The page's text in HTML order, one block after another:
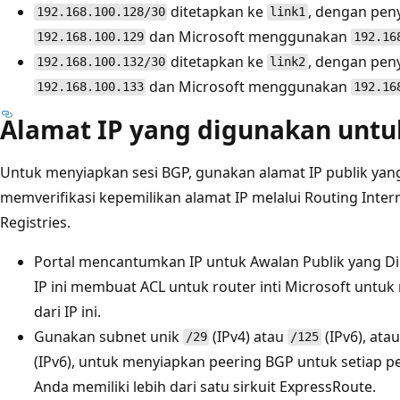
192.168.100.128/30 ditetapkan ke link1, dengan
192.168.100.129 dan Microsoft menggunakan
192.168.100.132/30 ditetapkan ke link2, dengan
192.168.100.133 dan Microsoft menggunakan
Alamat IP yang digunakan
Untuk menyiapkan sesi BGP, gunakan alamat IP publik
memverifikasi kepemilikan alamat IP melalui Routing
Registries.
Portal mencantumkan IP untuk Awalan Publik yang
IP ini membuat ACL untuk router inti Microsoft
dari IP ini.
Gunakan subnet unik /29 (IPv4) atau /125(IPv6),
(IPv6), untuk menyiapkan peering BGP untuk setiap
Anda memiliki lebih dari satu sirkuit ExpressRoute.